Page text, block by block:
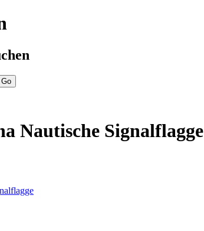
Nautische Signalflagge